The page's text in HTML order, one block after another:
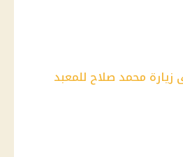
محمد صلاح للمعبد